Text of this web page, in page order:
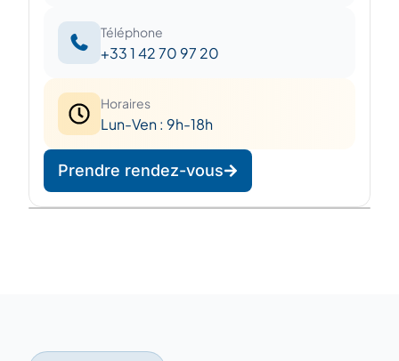
Téléphone
+33 1 42 70 97 20
Horaires
Lun-Ven : 9h-18h
Prendre rendez-vous